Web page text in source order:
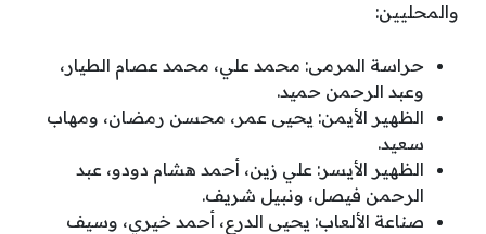
والمحليين:
حراسة المرمى: محمد علي، محمد عصام الطيار،
وعبد الرحمن حميد.
الظهير الأيمن: يحيى عمر، محسن رمضان، ومهاب
سعيد.
الظهير الأيسر: علي زين، أحمد هشام دودو، عبد
الرحمن فيصل، ونبيل شريف.
صناعة الألعاب: يحيى الدرع، أحمد خيري، وسيف